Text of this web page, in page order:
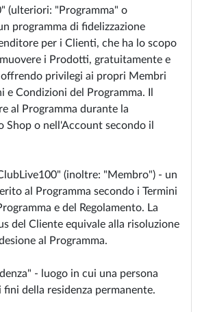
(ulteriori: "Programma" o
programma di fidelizzazione
per i Clienti, che ha lo scopo
i Prodotti, gratuitamente e
privilegi ai propri Membri
e Condizioni del Programma. Il
al Programma durante la
Shop o nell'Account secondo il
(inoltre: "Membro") - un
al Programma secondo i Termini
e del Regolamento. La
del Cliente equivale alla risoluzione
al Programma.
- luogo in cui una persona
fini della residenza permanente.